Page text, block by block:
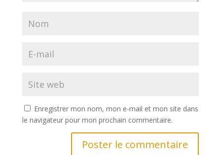
Enregistrer mon nom, mon e-mail et mon site dans
le navigateur pour mon prochain commentaire.